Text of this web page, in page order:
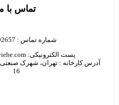
تماس با
شماره تماس : 02156392657
پست الکترونیکی: info@royaltahviehe.com
آدرس کارخانه : تهران، شهرک
16